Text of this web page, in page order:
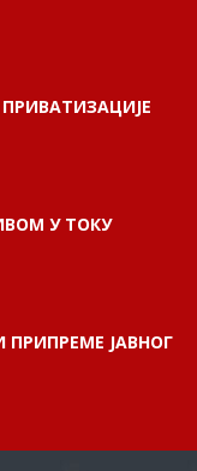
У ТОКУ
ПРИПРЕМЕ ЈАВНОГ